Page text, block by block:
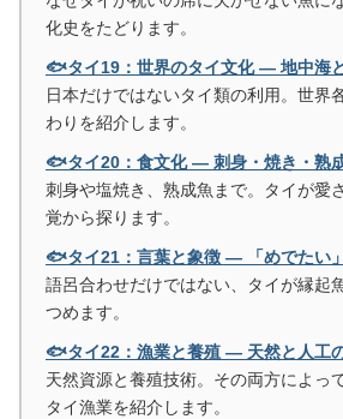
化史をたどります。
🐟タイ19：世界のタイ文化 ― 地中海
日本だけではないタイ類の利用。世界
わりを紹介します。
🐟タイ20：食文化 ― 刺身・焼き・熟
刺身や塩焼き、熟成魚まで。タイが愛
覚から探ります。
🐟タイ21：言葉と象徴 ― 「めでたい
語呂合わせだけではない、タイが縁起
つめます。
🐟タイ22：漁業と養殖 ― 天然と人工
天然資源と養殖技術。その両方によっ
タイ漁業を紹介します。